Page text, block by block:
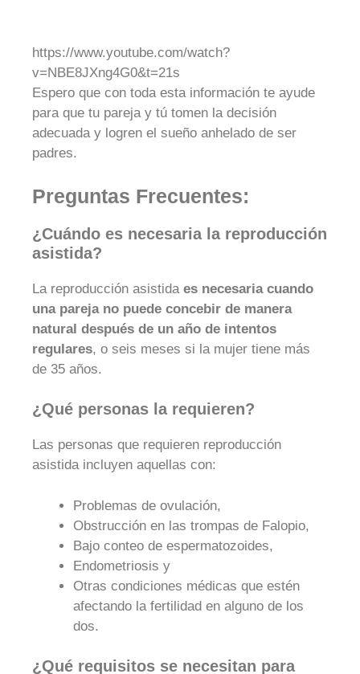
https://www.youtube.com/watch?
v=NBE8JXng4G0&t=21s
Espero que con toda esta información te ayude
para que tu pareja y tú tomen la decisión
adecuada y logren el sueño anhelado de ser
padres.
Preguntas Frecuentes:
¿Cuándo es necesaria la reproducción
asistida?
La reproducción asistida es necesaria cuando
una pareja no puede concebir de manera
natural después de un año de intentos
regulares, o seis meses si la mujer tiene más
de 35 años.
¿Qué personas la requieren?
Las personas que requieren reproducción
asistida incluyen aquellas con:
Problemas de ovulación,
Obstrucción en las trompas de Falopio,
Bajo conteo de espermatozoides,
Endometriosis y
Otras condiciones médicas que estén
afectando la fertilidad en alguno de los
dos.
¿Qué requisitos se necesitan para